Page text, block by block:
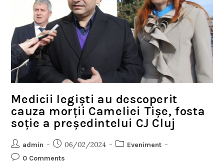
Medicii legiști au descoperit
cauza morții Cameliei Tișe, fosta
soție a președintelui CJ Cluj
admin 06/02/2024
Eveniment
0 Comments